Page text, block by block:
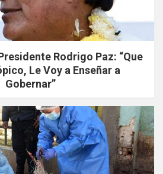
Rodrigo Paz: “Que
Le Voy a Enseñar a
Gobernar”